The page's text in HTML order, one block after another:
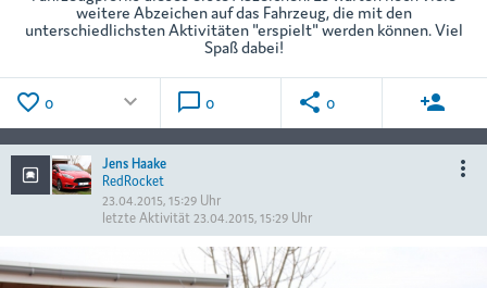
weitere Abzeichen auf das Fahrzeug, die mit den
unterschiedlichsten Aktivitäten "erspielt" werden können. Viel
Spaß dabei!
favorite_border 0 keyboard_arrow_down chat_bubble_outline 0 share 0 person_add
more_vert
Jens Haake
RedRocket
23.04.2015, 15:29 Uhr
letzte Aktivität 23.04.2015, 15:29 Uhr